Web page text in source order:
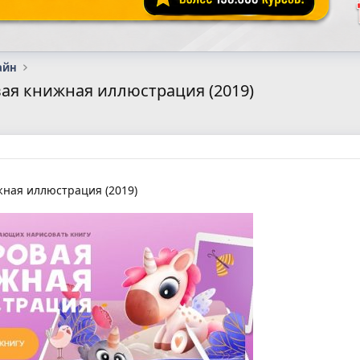
книжная иллюстрация (2019)
иллюстрация (2019)